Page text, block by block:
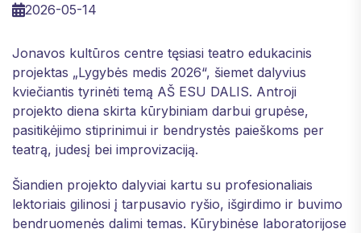
2026-05-14
Jonavos kultūros centre tęsiasi teatro edukacinis
projektas „Lygybės medis 2026“, šiemet dalyvius
kviečiantis tyrinėti temą AŠ ESU DALIS. Antroji
projekto diena skirta kūrybiniam darbui grupėse,
pasitikėjimo stiprinimui ir bendrystės paieškoms per
teatrą, judesį bei improvizaciją.
Šiandien projekto dalyviai kartu su profesionaliais
lektoriais gilinosi į tarpusavio ryšio, išgirdimo ir buvimo
bendruomenės dalimi temas. Kūrybinėse laboratorijose